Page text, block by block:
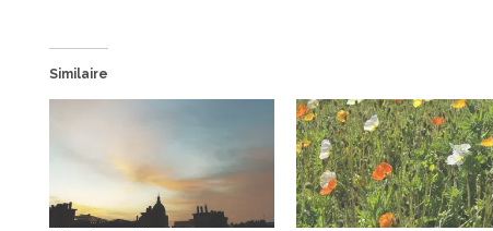
Similaire